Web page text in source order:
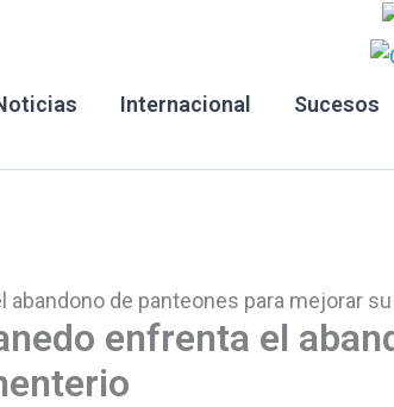
Internacional Sucesos
abandono de panteones para mejorar
enfrenta el